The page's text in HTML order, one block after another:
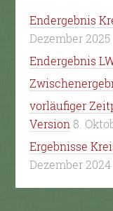
Endergebnis
Dezember 2025
Endergebnis
vorläufiger
Version 8.
Ergebnisse
Dezember 2024